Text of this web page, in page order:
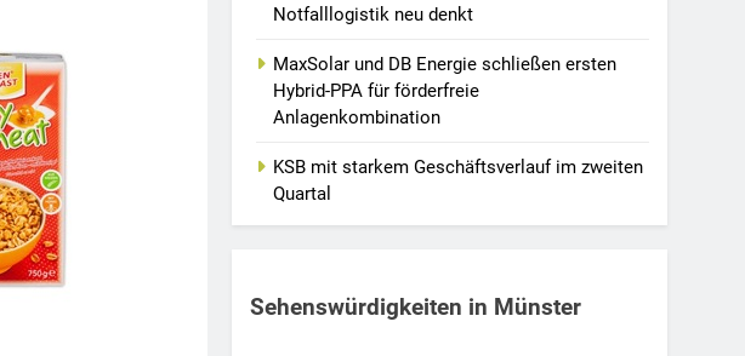
Notfalllogistik neu denkt
MaxSolar und DB Energie schließen ersten
Hybrid-PPA für förderfreie
Anlagenkombination
KSB mit starkem Geschäftsverlauf im zweiten
Quartal
Sehenswürdigkeiten in Münster